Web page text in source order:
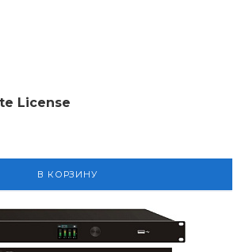
License
В КОРЗИНУ